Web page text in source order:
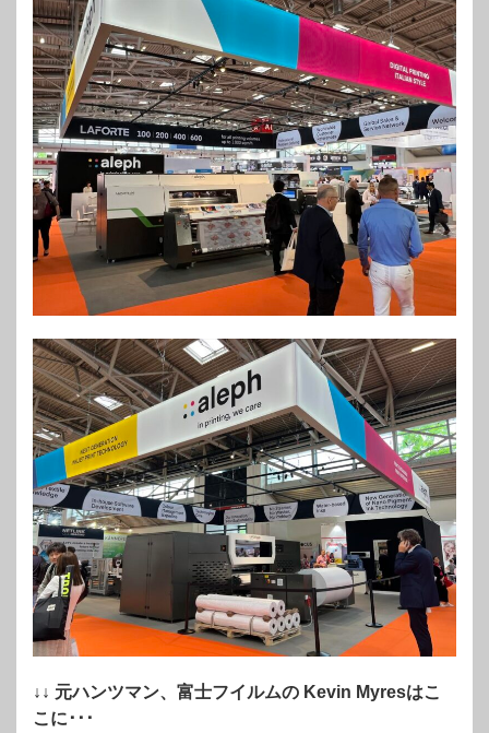
↓↓ 元ハンツマン、富士フイルムの Kevin Myresはこ
こに･･･